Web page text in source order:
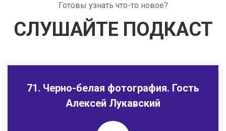
Готовы узнать что-то новое?
СЛУШАЙТЕ ПОДКАСТ
71. Черно-белая фотография. Гость
Алексей Лукавский